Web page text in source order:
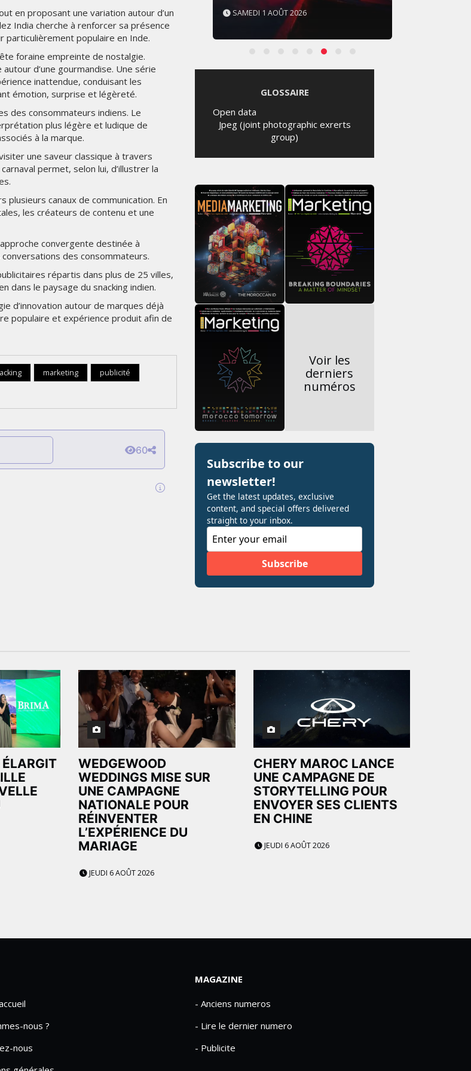
en proposant une variation autour d’un
India cherche à renforcer sa présence
particulièrement populaire en Inde.
foraine empreinte de nostalgie.
d’une gourmandise. Une série
inattendue, conduisant les
émotion, surprise et légèreté.
des consommateurs indiens. Le
plus légère et ludique de
à la marque.
une saveur classique à travers
permet, selon lui, d’illustrer la
plusieurs canaux de communication. En
les créateurs de contenu et une
convergente destinée à
des consommateurs.
répartis dans plus de 25 villes,
dans le paysage du snacking indien.
d’innovation autour de marques déjà
populaire et expérience produit afin de
marketing
publicité
60
MARDI 4 AOÛT 2026 SAMEDI 1 AOÛT 2026
GLOSSAIRE
Open data
Jpeg (joint photographic exrerts
group)
Voir les
derniers
numéros
WEDGEWOOD
WEDDINGS MISE SUR
UNE CAMPAGNE
NATIONALE POUR
RÉINVENTER
L’EXPÉRIENCE DU
MARIAGE
JEUDI 6 AOÛT 2026
CHERY MAROC LANCE
UNE CAMPAGNE DE
STORYTELLING POUR
ENVOYER SES CLIENTS
EN CHINE
JEUDI 6 AOÛT 2026
nous ?
nous
MAGAZINE
- Anciens numeros
- Lire le dernier numero
- Publicite